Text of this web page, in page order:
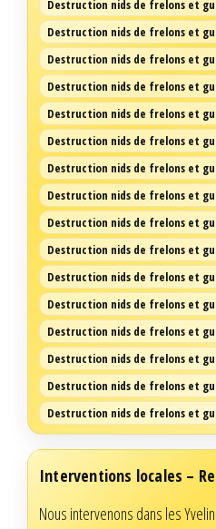
Destruction nids de frelons et
Destruction nids de frelons et
Destruction nids de frelons et
Destruction nids de frelons et
Destruction nids de frelons et
Destruction nids de frelons et
Destruction nids de frelons et
Destruction nids de frelons et
Destruction nids de frelons et
Destruction nids de frelons et
Destruction nids de frelons et
Destruction nids de frelons et
Destruction nids de frelons et
Destruction nids de frelons et
Destruction nids de frelons et
Destruction nids de frelons et
Interventions locales –
Nous intervenons dans les